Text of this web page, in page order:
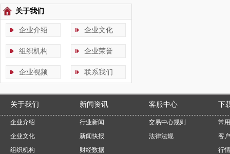
关于我们
企业介绍 企业文化
组织机构 企业荣誉
企业视频 联系我们
关于我们
企业介绍
企业文化
组织机构
新闻资讯
行业新闻
新闻快报
财经数据
客服中心
交易中心规则
法律法规
下
常
客
行